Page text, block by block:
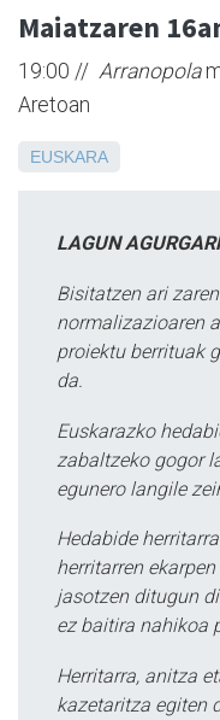
Maiatzaren
19:00 // Arranopola
Aretoan
EUSKARA
LAGUN
Bisitatzen ari
normalizazioaren
proiektu berrituak
da.
Euskarazko
zabaltzeko gogor
egunero langile
Hedabide
herritarren
jasotzen ditugun
ez baitira nahikoa
Herritarra, anitza
kazetaritza egiten